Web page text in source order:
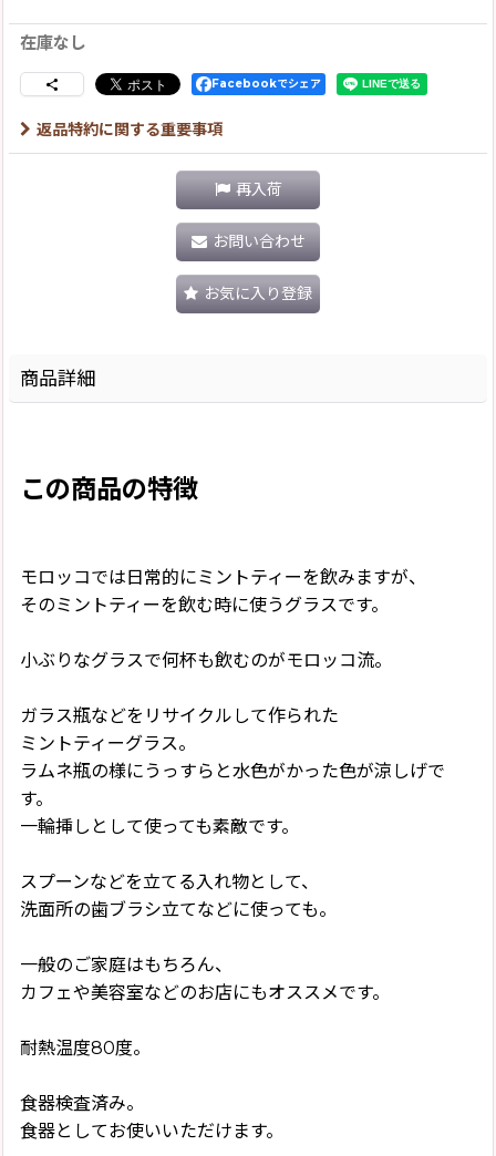
在庫なし
Facebookでシェア
返品特約に関する重要事項
再入荷
お問い合わせ
お気に入り登録
商品詳細
この商品の特徴
モロッコでは日常的にミントティーを飲みますが、
そのミントティーを飲む時に使うグラスです。
小ぶりなグラスで何杯も飲むのがモロッコ流。
ガラス瓶などをリサイクルして作られた
ミントティーグラス。
ラムネ瓶の様にうっすらと水色がかった色が涼しげで
す。
一輪挿しとして使っても素敵です。
スプーンなどを立てる入れ物として、
洗面所の歯ブラシ立てなどに使っても。
一般のご家庭はもちろん、
カフェや美容室などのお店にもオススメです。
耐熱温度80度。
食器検査済み。
食器としてお使いいただけます。